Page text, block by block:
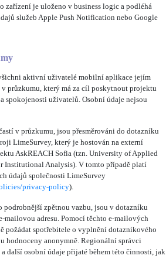
zařízení je uloženo v business logic a podléhá
služeb Apple Push Notification nebo Google
aktivní uživatelé mobilní aplikace jejím
průzkumu, který má za cíl poskytnout projektu
spokojenosti uživatelů. Osobní údaje nejsou
v průzkumu, jsou přesměrováni do dotazníku
LimeSurvey, který je hostován na externí
AskREACH Sofia (tzn. University of Applied
Institutional Analysis). V tomto případě platí
údajů společnosti LimeSurvey
privacy-policy).
podrobnější zpětnou vazbu, jsou v dotazníku
mailovou adresu. Pomocí těchto e-mailových
požádat spotřebitele o vyplnění dotazníkového
hodnoceny anonymně. Regionální správci
další osobní údaje přijaté během této činnosti, jak